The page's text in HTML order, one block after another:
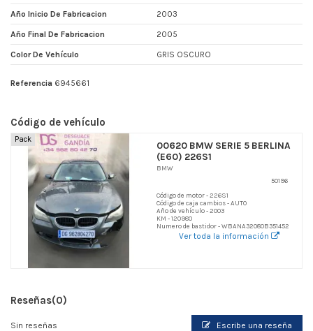
Año Inicio De Fabricacion 2003
Año Final De Fabricacion 2005
Color De Vehículo GRIS OSCURO
Referencia 6945661
Código de vehículo
Pack
00620 BMW SERIE 5 BERLINA
(E60) 226S1
BMW
50196
Código de motor - 226S1
Código de caja cambios - AUTO
Año de vehículo - 2003
KM - 120980
Numero de bastidor - WBANA32080B351452
Ver toda la información
Reseñas(0)
Sin reseñas Escribe una reseña